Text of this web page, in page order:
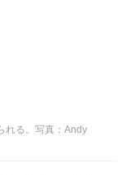
れる。写真：Andy